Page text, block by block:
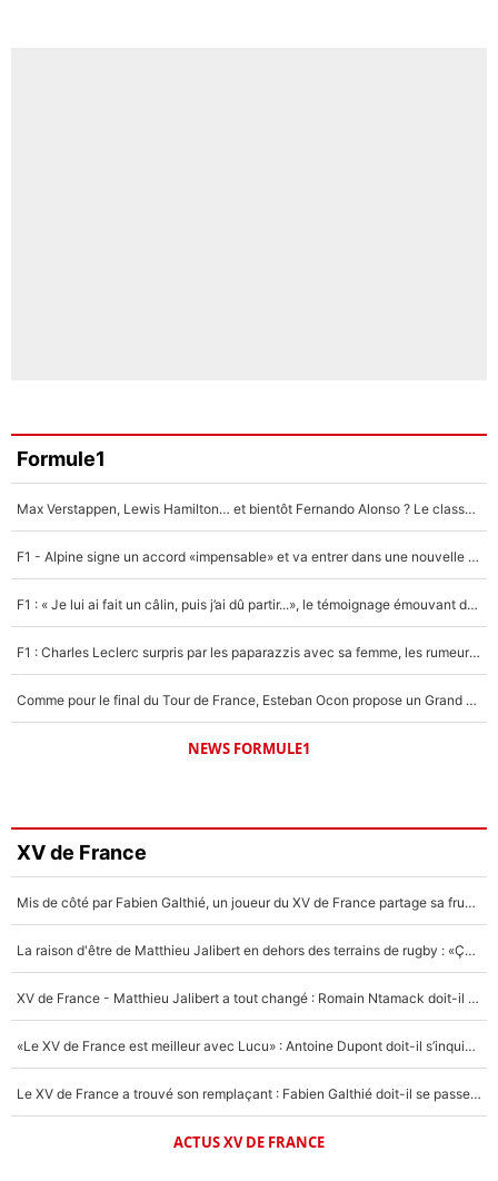
Formule1
Max Verstappen, Lewis Hamilton… et bientôt Fernando Alonso ? Le classement des pilotes les mieux payés en Formule 1 risque de changer !
F1 - Alpine signe un accord «impensable» et va entrer dans une nouvelle dimension : Grande nouvelle pour Pierre Gasly !
F1 : « Je lui ai fait un câlin, puis j’ai dû partir...», le témoignage émouvant de Max Verstappen sur sa fille
F1 : Charles Leclerc surpris par les paparazzis avec sa femme, les rumeurs étaient vraies !
Comme pour le final du Tour de France, Esteban Ocon propose un Grand Prix de Formule 1 à Paris : «Autour de l’Arc de Triomphe, ce serait génial» !
NEWS FORMULE1
XV de France
Mis de côté par Fabien Galthié, un joueur du XV de France partage sa frustration : «ils ne me l’ont pas dit tout de suite»
La raison d'être de Matthieu Jalibert en dehors des terrains de rugby : «Ça m'atteint autant que si tu touches à un membre de ma famille»
XV de France - Matthieu Jalibert a tout changé : Romain Ntamack doit-il s’inquiéter pour sa place à un an de la Coupe du monde ?
«Le XV de France est meilleur avec Lucu» : Antoine Dupont doit-il s’inquiéter pour sa place ?
Le XV de France a trouvé son remplaçant : Fabien Galthié doit-il se passer d'Antoine Dupont ?
ACTUS XV DE FRANCE